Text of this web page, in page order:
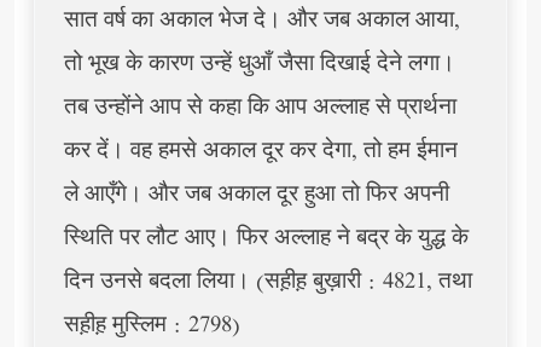
सात वर्ष का अकाल भेज दे। और जब अकाल आया,
तो भूख के कारण उन्हें धुआँ जैसा दिखाई देने लगा।
तब उन्होंने आप से कहा कि आप अल्लाह से प्रार्थना
कर दें। वह हमसे अकाल दूर कर देगा, तो हम ईमान
ले आएँगे। और जब अकाल दूर हुआ तो फिर अपनी
स्थिति पर लौट आए। फिर अल्लाह ने बद्र के युद्ध के
दिन उनसे बदला लिया। (सह़ीह़ बुख़ारी : 4821, तथा
सह़ीह़ मुस्लिम : 2798)